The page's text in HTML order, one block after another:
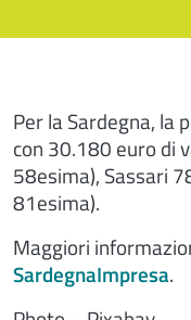
Per la Sardegna, la
con 30.180 euro di
58esima), Sassari
81esima).
Maggiori
SardegnaImpresa.